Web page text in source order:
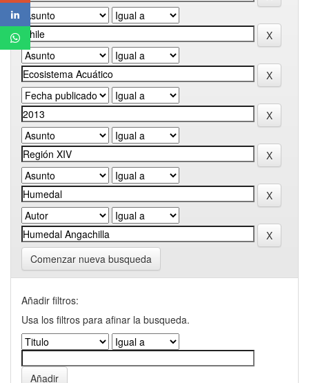
Comenzar nueva busqueda
Añadir filtros:
Usa los filtros para afinar la busqueda.